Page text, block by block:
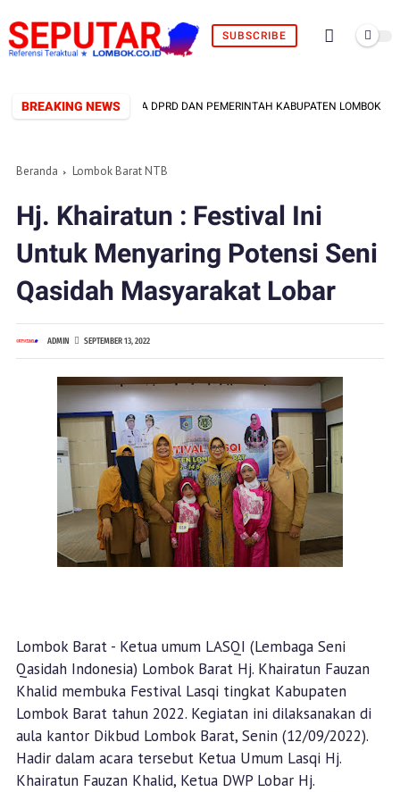
SUBSCRIBE
BREAKING NEWS
12 TUNTUTAN KEPADA DPRD DAN PEMERINTAH KABUPATEN LOMBOK BARAT
Beranda Lombok Barat NTB
Hj. Khairatun : Festival Ini
Untuk Menyaring Potensi Seni
Qasidah Masyarakat Lobar
ADMIN SEPTEMBER 13, 2022
Lombok Barat - Ketua umum LASQI (Lembaga Seni
Qasidah Indonesia) Lombok Barat Hj. Khairatun Fauzan
Khalid membuka Festival Lasqi tingkat Kabupaten
Lombok Barat tahun 2022. Kegiatan ini dilaksanakan di
aula kantor Dikbud Lombok Barat, Senin (12/09/2022).
Hadir dalam acara tersebut Ketua Umum Lasqi Hj.
Khairatun Fauzan Khalid, Ketua DWP Lobar Hj.